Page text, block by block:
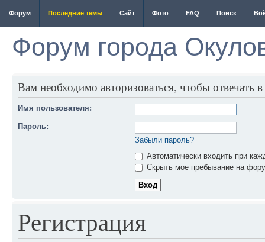
Форум Последние темы Сайт Фото FAQ Поиск
Форум города
Вам необходимо авторизоваться, чтобы отвечать
Имя пользователя:
Пароль:
Забыли пароль?
Автоматически входить при
Скрыть мое пребывание на
Регистрация